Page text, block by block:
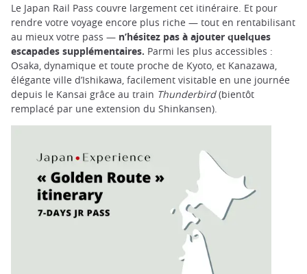
Le Japan Rail Pass couvre largement cet itinéraire. Et pour
rendre votre voyage encore plus riche — tout en rentabilisant
au mieux votre pass — n’hésitez pas à ajouter quelques
escapades supplémentaires. Parmi les plus accessibles :
Osaka, dynamique et toute proche de Kyoto, et Kanazawa,
élégante ville d’Ishikawa, facilement visitable en une journée
depuis le Kansai grâce au train Thunderbird(bientôt
remplacé par une extension du Shinkansen).